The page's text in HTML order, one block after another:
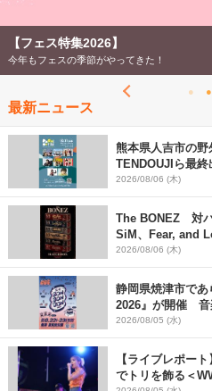
【フェス特集2026】
今年もフェスの季節がやってきた！
最新ニュース
熊本県人吉市の野
TENDOUJIら最
支援プロジェクト
2026/08/06 (木)
The BONEZ 対バ
SiM、Fear, and
アーティストを一
2026/08/06 (木)
静岡県焼津市であ
2026』が開催 音
メ×ランタンナイ
2026/08/05 (水)
【ライブレポー
でトリを飾る＜